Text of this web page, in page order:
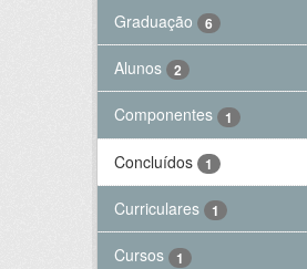
Graduação
6
Alunos 2
Componentes 1
Concluídos 1
Curriculares 1
Cursos 1